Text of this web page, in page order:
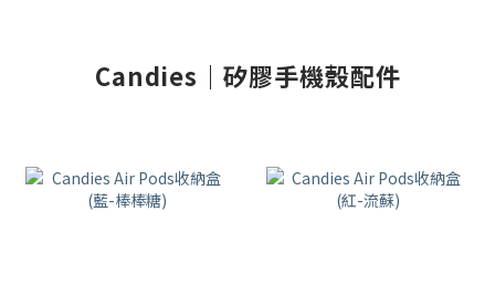
Candies｜矽膠手機殼配件